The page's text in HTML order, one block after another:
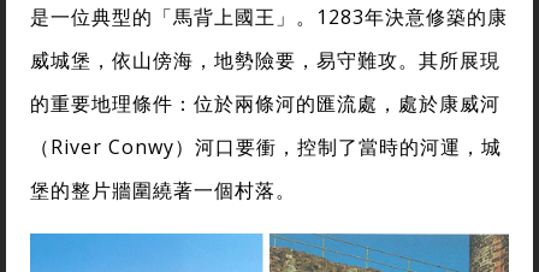
是一位典型的「馬背上國王」。1283年決意修築的康
威城堡，依山傍海，地勢險要，易守難攻。其所展現
的重要地理條件：位於兩條河的匯流處，處於康威河
（River Conwy）河口要衝，控制了當時的河運，城
堡的整片牆圍繞著一個村落。